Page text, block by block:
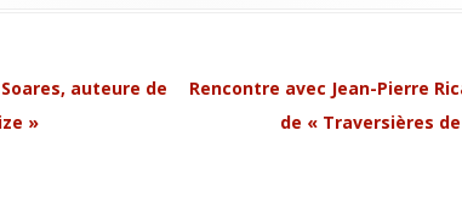
auteure de
»
Rencontre avec Jean-Pierre
de « Traversières